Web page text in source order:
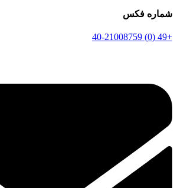
شماره فکس
+49 (0) 40-21008759